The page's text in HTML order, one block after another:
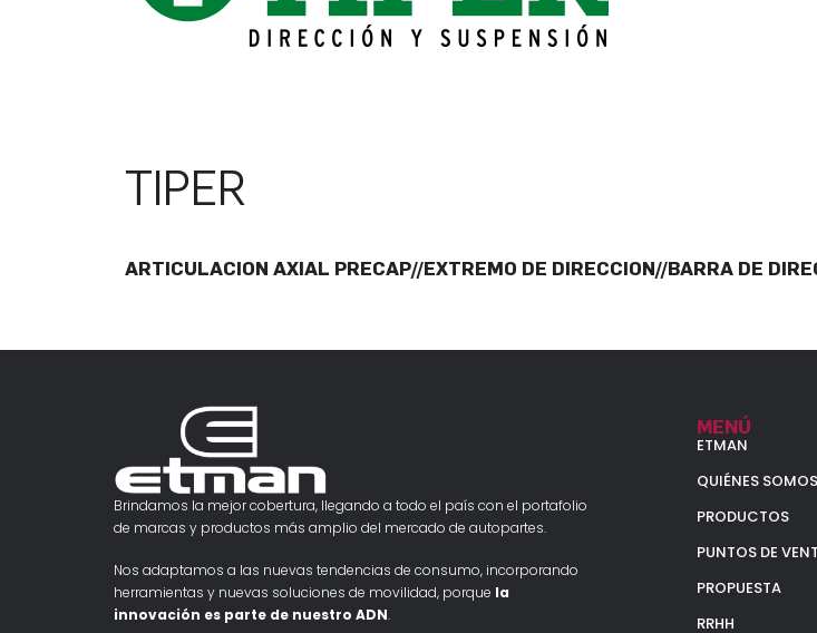
TIPER
ARTICULACION AXIAL PRECAP//EXTREMO DE DIRECCION//BARRA DE
Brindamos la mejor cobertura, llegando a todo el país con el portafolio
de marcas y productos más amplio del mercado de autopartes.
Nos adaptamos a las nuevas tendencias de consumo, incorporando
herramientas y nuevas soluciones de movilidad, porque la
innovación es parte de nuestro ADN.
MENÚ
ETMAN
QUIÉNES SOMOS
PRODUCTOS
PUNTOS DE
PROPUESTA
RRHH